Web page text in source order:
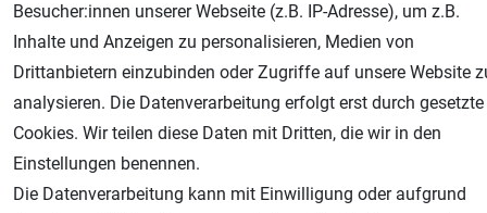
Airbrush-City
Fachhandel für: Airbrushpistolen, Kompressoren, Airbrushfarben
Modellbau-City
Modellbau Shop
Schneideplotter, Transferpressen, Siebdruck und Plotterfolien
Besucher:innen unserer Webseite (z.B. IP-Adresse), um z.B.
Inhalte und Anzeigen zu personalisieren, Medien von
Drittanbietern einzubinden oder Zugriffe auf unsere Website
analysieren. Die Datenverarbeitung erfolgt erst durch gesetzte
Cookies. Wir teilen diese Daten mit Dritten, die wir in den
Einstellungen benennen.
Die Datenverarbeitung kann mit Einwilligung oder aufgrund